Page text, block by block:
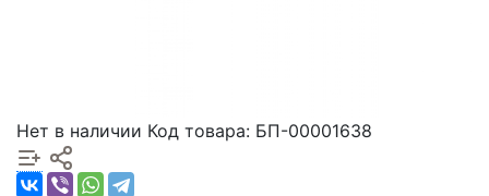
Нет в наличии Код товара: БП-00001638